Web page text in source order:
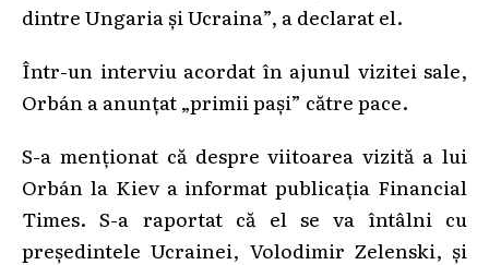
dintre Ungaria și Ucraina”, a declarat el.
Într-un interviu acordat în ajunul vizitei sale,
Orbán a anunțat „primii pași” către pace.
S-a menționat că despre viitoarea vizită a lui
Orbán la Kiev a informat publicația Financial
Times. S-a raportat că el se va întâlni cu
președintele Ucrainei, Volodimir Zelenski, și